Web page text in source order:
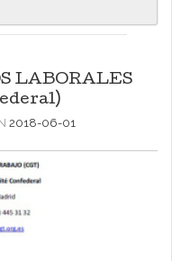
LABORALES
2018-06-01